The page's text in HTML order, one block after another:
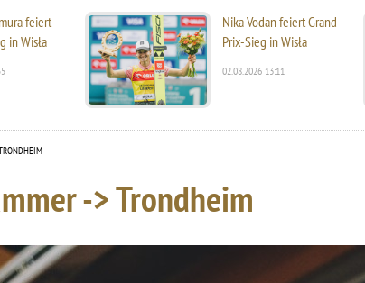
feiert
in Wisła
Nika Vodan feiert Grand-
Prix-Sieg in Wisła
02.08.2026 13:11
-> Trondheim